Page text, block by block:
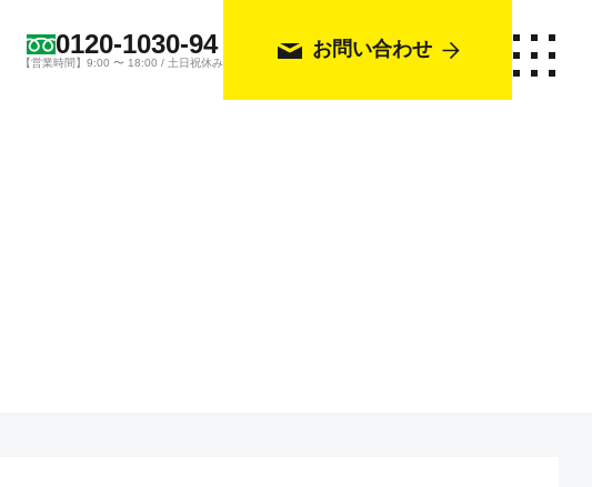
0120-1030-94
【営業時間】9:00 〜 18:00 / 土日祝休み
お問い合わせ